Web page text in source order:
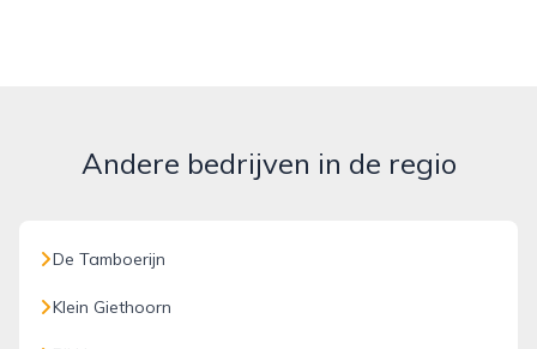
Andere bedrijven in de regio
De Tamboerijn
Klein Giethoorn